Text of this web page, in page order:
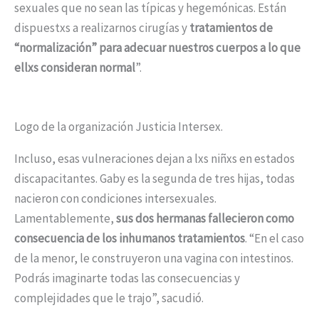
sexuales que no sean las típicas y hegemónicas. Están
dispuestxs a realizarnos cirugías ytratamientos de
“normalización” para adecuar nuestros cuerpos a lo que
ellxs consideran normal”.
Logo de la organización Justicia Intersex.
Incluso, esas vulneraciones dejan a lxs niñxs en estados
discapacitantes. Gaby es la segunda de tres hijas, todas
nacieron con condiciones intersexuales.
Lamentablemente,sus dos hermanas fallecieron como
consecuencia de los inhumanos tratamientos. “En el caso
de la menor, le construyeron una vagina con intestinos.
Podrás imaginarte todas las consecuencias y
complejidades que le trajo”, sacudió.